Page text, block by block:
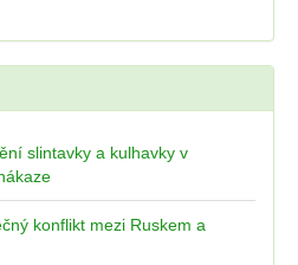
slintavky a kulhavky v
konflikt mezi Ruskem a